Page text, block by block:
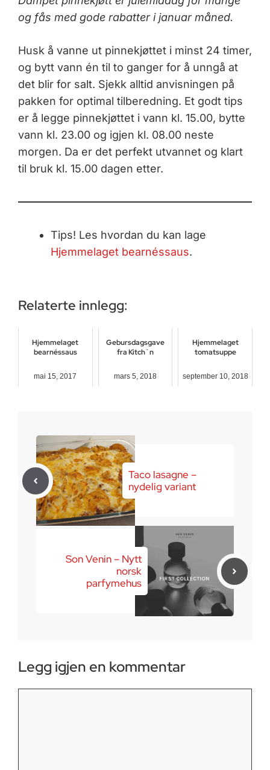
og fås med gode rabatter i januar måned.
Husk å vanne ut pinnekjøttet i minst 24 timer,
og bytt vann én til to ganger for å unngå at
det blir for salt. Sjekk alltid anvisningen på
pakken for optimal tilberedning. Et godt tips
er å legge pinnekjøttet i vann kl. 15.00, bytte
vann kl. 23.00 og igjen kl. 08.00 neste
morgen. Da er det perfekt utvannet og klart
til bruk kl. 15.00 dagen etter.
Tips! Les hvordan du kan lage
Hjemmelaget bearnéssaus.
Relaterte innlegg:
Hjemmelaget
bearnéssaus
mai 15, 2017
Gebursdagsgave
fra Kitch`n
mars 5, 2018
Hjemmelaget
tomatsuppe
september 10, 2018
Taco lasagne –
nydelig variant
Son Venin – Nytt
norsk
parfymehus
Legg igjen en kommentar